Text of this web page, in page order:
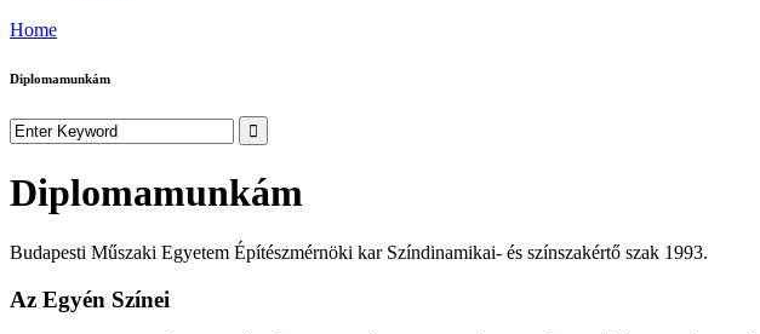
Home
Diplomamunkám
Diplomamunkám
Budapesti Műszaki Egyetem Építészmérnöki kar Színdinamikai- és színszakértő szak 1993.
Az Egyén Színei